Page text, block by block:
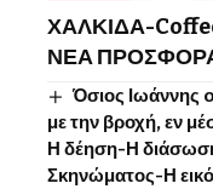
ΧΑΛΚΙΔΑ-
ΝΕΑ
Όσιος Ιωάννης
με την βροχή, εν
Η δέηση-Η
Σκηνώματος-Η